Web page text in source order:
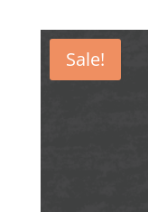
Sale!